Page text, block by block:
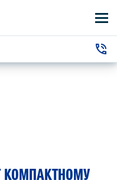
21
КОМПАКТНОМУ